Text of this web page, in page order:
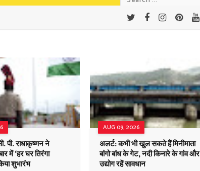
पी. राधाकृष्णन ने
में ‘हर घर तिरंगा
शुभारंभ
AUG 09, 2026
अलर्ट: कभी भी खुल सकते हैं मिनीमाता
बांगो बांध के गेट, नदी किनारे के गांव और
उद्योग रहें सावधान